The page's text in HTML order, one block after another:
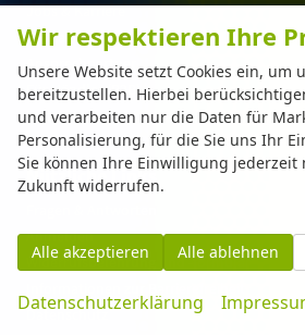
Jobs & Karriere
Kontakt
Ansprechpartner
Für Händler (B2B)
Impressum
Nützliche Links
Anmelden
Widerrufsbelehrung und -formular
Datenschutz
Wir respektieren Ihre
Unsere Website setzt Cookies ein, um
bereitzustellen. Hierbei
und verarbeiten nur die Daten für
Personalisierung, für die Sie uns Ihr
Sie können Ihre Einwilligung
Zukunft widerrufen.
Alle akzeptieren Alle ablehnen
Datenschutzerklärung